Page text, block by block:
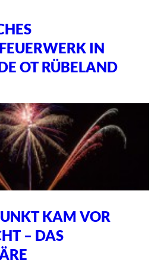
IN
OT RÜBELAND
KAM VOR
– DAS